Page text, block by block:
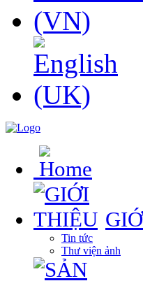
Tin tức
Thư viện ảnh